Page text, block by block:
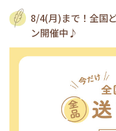
8/4(月)まで！全国
ン開催中♪